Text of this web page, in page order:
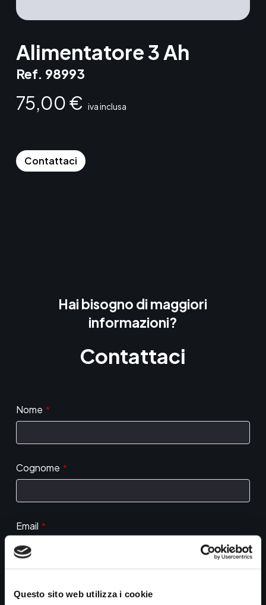
Questo sito web utilizza i cookie
Alimentatore 3 Ah
Ref. 98993
75,00€
Contattaci
Hai bisogno di maggiori
informazioni?
Contattaci
Nome *
Cognome *
Email *